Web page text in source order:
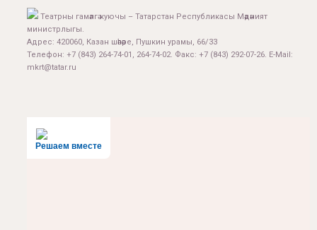
Театрны гамәлгә куючы – Татарстан Республикасы Мәдәният
министрлыгы.
Адрес: 420060, Казан шәһәре, Пушкин урамы, 66/33
Телефон: +7 (843) 264-74-01, 264-74-02. Факс: +7 (843) 292-07-26. E-Mail:
mkrt@tatar.ru
Решаем вместе